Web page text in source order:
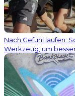
Nach Gefühl laufen:
Werkzeug, um